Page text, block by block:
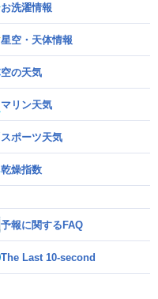
お洗濯情報
星空・天体情報
空の天気
マリン天気
スポーツ天気
乾燥指数
予報に関するFAQ
The Last 10-second